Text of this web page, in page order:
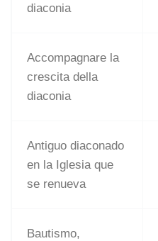
diaconia
Accompagnare la
crescita della
diaconia
Antiguo diaconado
en la Iglesia que
se renueva
Bautismo,